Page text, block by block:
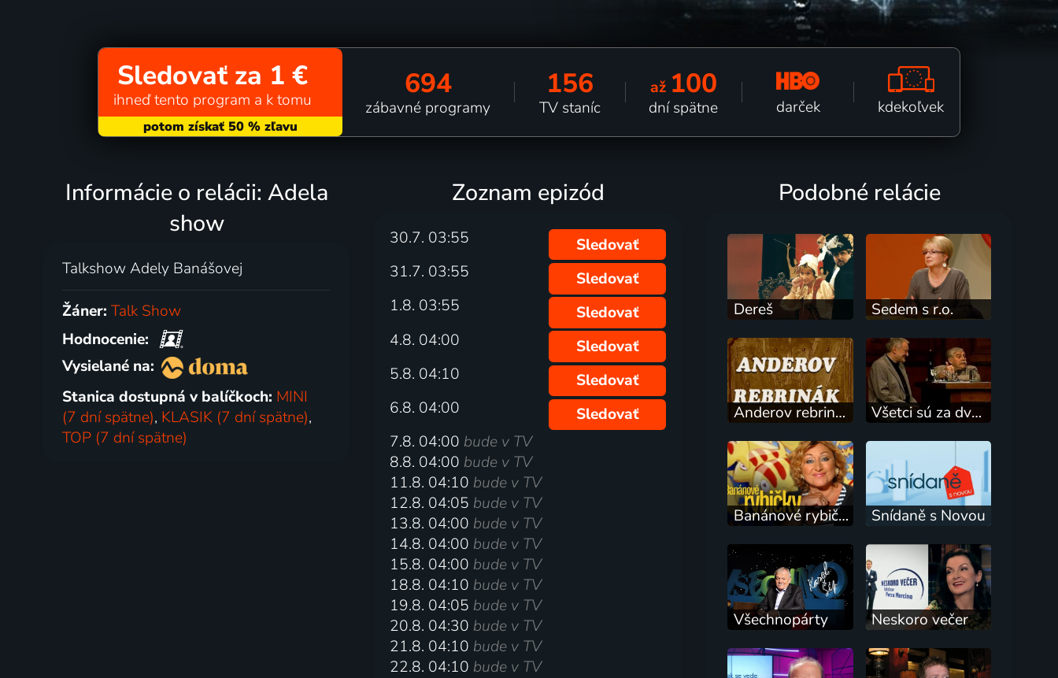
Sledovať za 1 €
ihneď tento program a k tomu 694
zábavné programy
156
TV staníc
až 100
dní spätne darček kdekoľvek
Informácie o relácii: Adela
show
Talkshow Adely Banášovej
Žáner:Talk Show
Hodnocenie:
Vysielané na:
Stanica dostupná v balíčkoch: MINI
(7 dní spätne), KLASIK (7 dní spätne),
TOP (7 dní spätne)
Zoznam epizód
30.7. 03:55
Sledovať
31.7. 03:55
Sledovať
1.8. 03:55
Sledovať
4.8. 04:00
Sledovať
5.8. 04:10
Sledovať
6.8. 04:00
Sledovať
7.8. 04:00 bude v TV
8.8. 04:00 bude v TV
11.8. 04:10 bude v TV
12.8. 04:05 bude v TV
13.8. 04:00 bude v TV
14.8. 04:00 bude v TV
15.8. 04:00 bude v TV
18.8. 04:10 bude v TV
19.8. 04:05 bude v TV
20.8. 04:30 bude v TV
21.8. 04:10 bude v TV
22.8. 04:10 bude v TV
Podobné relácie
Dereš Sedem s r.o.
Anderov rebrinák Všetci sú za dverami
Banánové rybičky Snídaně s Novou
Všechnopárty Neskoro večer